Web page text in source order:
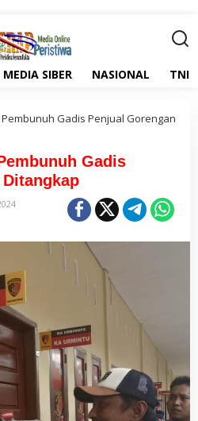
SIBER NASIONAL TNI
Gadis Penjual Gorengan
Gadis